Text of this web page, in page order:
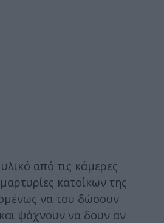
από τις κάμερες
κατοίκων της
να του δώσουν
ψάχνουν να δουν αν